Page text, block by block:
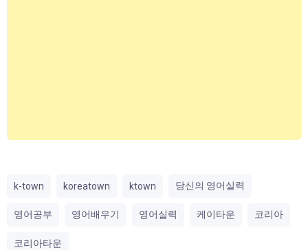
k-town koreatown ktown 당신의 영어실력
영어공부 영어배우기 영어실력 케이타운 코리아
코리아타운